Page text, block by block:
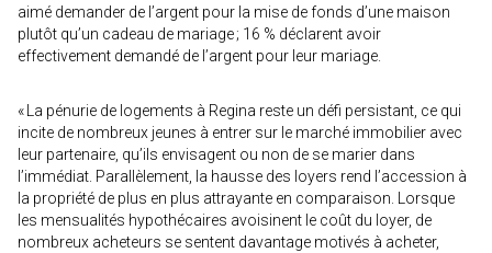
aimé demander de l’argent pour la mise de fonds d’une maison
plutôt qu’un cadeau de mariage ; 16 % déclarent avoir
effectivement demandé de l’argent pour leur mariage.
« La pénurie de logements à Regina reste un défi persistant, ce qui
incite de nombreux jeunes à entrer sur le marché immobilier avec
leur partenaire, qu’ils envisagent ou non de se marier dans
l’immédiat. Parallèlement, la hausse des loyers rend l’accession à
la propriété de plus en plus attrayante en comparaison. Lorsque
les mensualités hypothécaires avoisinent le coût du loyer, de
nombreux acheteurs se sentent davantage motivés à acheter,